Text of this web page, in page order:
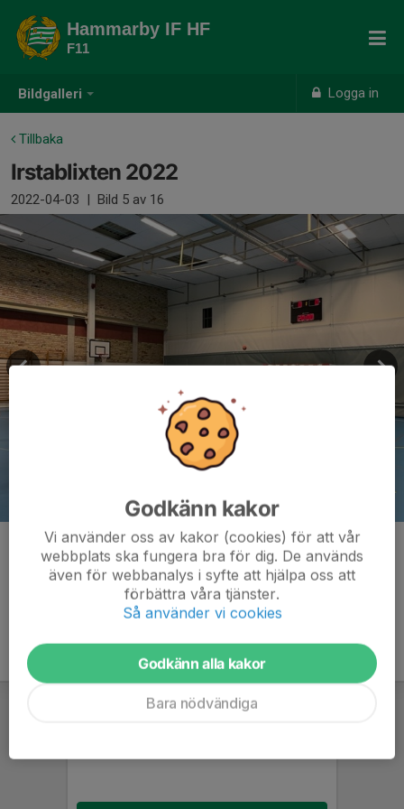
Bildgalleri Logga in
Hammarby IF HF
F11
Tillbaka
Irstablixten 2022
2022-04-03 | Bild 5 av 16
Kommentarer
Godkänn kakor
Vi använder oss av kakor (cookies) för att vår
webbplats ska fungera bra för dig. De används
även för webbanalys i syfte att hjälpa oss att
förbättra våra tjänster.
Så använder vi cookies
Godkänn alla kakor
Bara nödvändiga